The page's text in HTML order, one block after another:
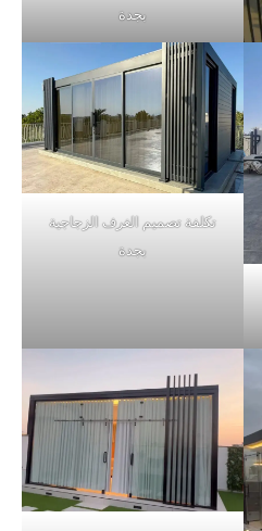
بجدة
تكلفة تصميم الغرف الزجاجية
بجدة